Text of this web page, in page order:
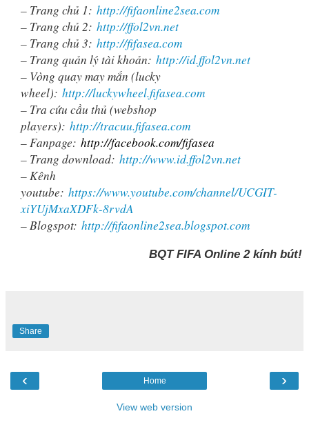
– Trang chủ 1: http://fifaonline2sea.com
– Trang chủ 2: http://ffol2vn.net
– Trang chủ 3: http://fifasea.com
– Trang quản lý tài khoản: http://id.ffol2vn.net
– Vòng quay may mắn (lucky
wheel): http://luckywheel.fifasea.com
– Tra cứu cầu thủ (webshop
players): http://tracuu.fifasea.com
– Fanpage: http://facebook.com/fifasea
– Trang download: http://www.id.ffol2vn.net
– Kênh
youtube: https://www.youtube.com/channel/UCGIT-
xiYUjMxaXDFk-8rvdA
– Blogspot: http://fifaonline2sea.blogspot.com
BQT FIFA Online 2 kính bút!
Share
‹ ›
Home
View web version